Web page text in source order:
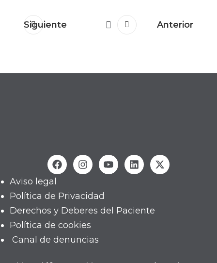
Siguiente Anterior
Aviso legal
Política de Privacidad
Derechos y Deberes del Paciente
Política de cookies
Canal de denuncias